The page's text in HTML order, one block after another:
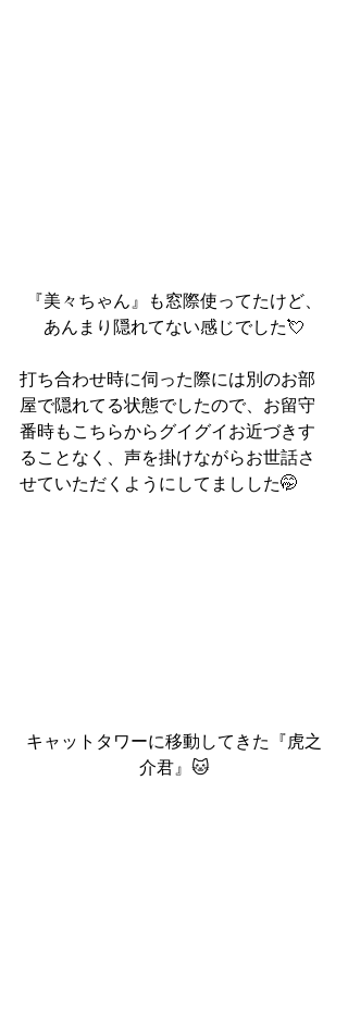
『美々ちゃん』も窓際使ってたけど、
あんまり隠れてない感じでした💘
打ち合わせ時に伺った際には別のお部
屋で隠れてる状態でしたので、お留守
番時もこちらからグイグイお近づきす
ることなく、声を掛けながらお世話さ
せていただくようにしてましした🤭
キャットタワーに移動してきた『虎之
介君』🐱